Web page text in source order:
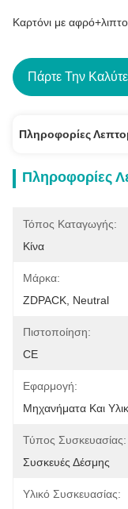
Καρτόνι με
Πάρτε Την
Πληροφορίες
Πληροφορίες
Τόπος Καταγωγής:
Κίνα
Μάρκα:
ZDPACK, Neutral
Πιστοποίηση:
CE
Εφαρμογή:
Μηχανήματα Και
Τύπος Συσκευασίας:
Συσκευές Δέσμης
Υλικό Συσκευασίας: